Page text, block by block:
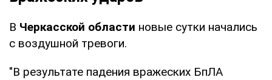
В Черкасской области новые сутки начались
с воздушной тревоги.
"В результате падения вражеских БпЛА